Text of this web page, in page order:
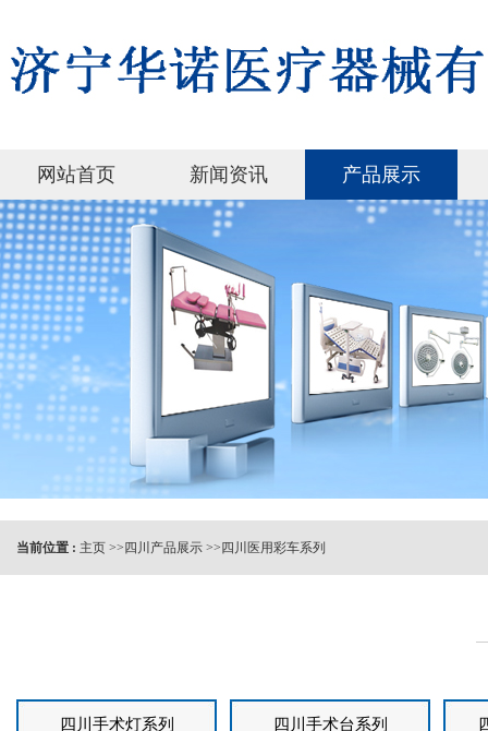
网站首页 新闻资讯 产品展示
当前位置 : 主页 >> 四川产品展示 >> 四川医用彩车系列
四川手术灯系列 四川手术台系列